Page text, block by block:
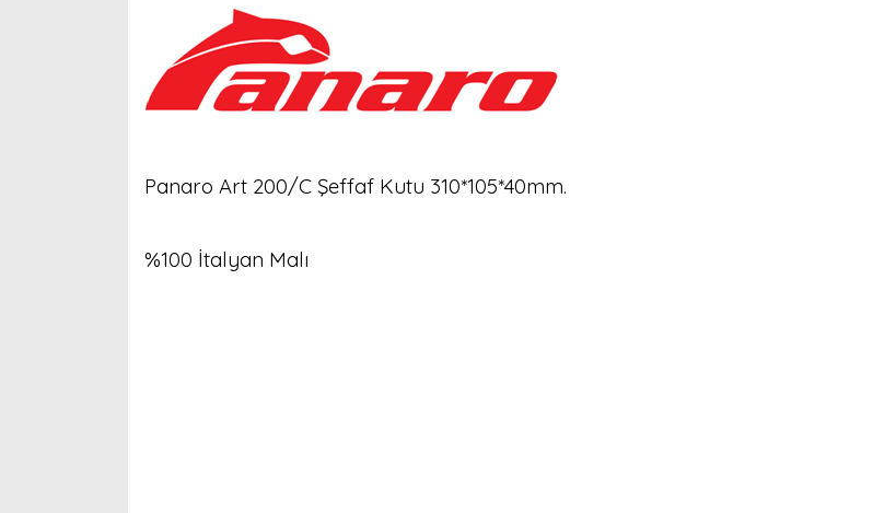
Panaro Art 200/C Şeffaf Kutu 310*105*40mm.
%100 İtalyan Malı